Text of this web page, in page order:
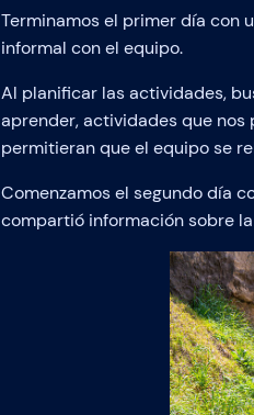
Terminamos el primer día con
informal con el equipo.
Al planificar las actividades,
aprender, actividades que
permitieran que el equipo se
Comenzamos el segundo día
compartió información sobre